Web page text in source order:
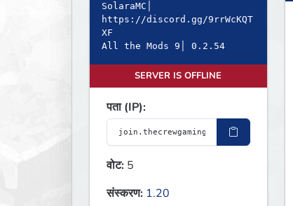
SolaraMC│
https://discord.gg/9rrWcKQT
XF
All the Mods 9│ 0.2.54
SERVER IS OFFLINE
पता (IP):
वोट: 5
संस्करण: 1.20